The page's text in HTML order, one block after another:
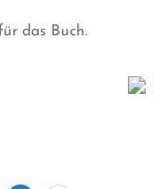
das Buch.